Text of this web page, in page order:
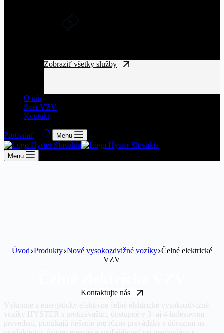
Zobraziť všetky služby
O nás
Svet VZV
Kontakt
Porovnať Menu
Menu
Úvod Produkty Nové vysokozdvižné vozíky Čelné elektrické
VZV
Kontaktujte nás
Výkonné a energeticky efektívne čelné elektrické vysokozdvižné
vozíky HYSTER s protizávažím, dostupné v 3- aj 4-kolesovom
prevedení, ponúkajú riešenie pre rôzne prevádzky s dôrazom na